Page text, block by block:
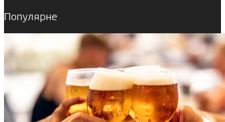
Популярне